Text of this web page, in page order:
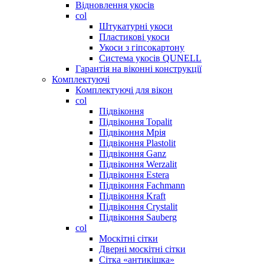
Відновлення укосів
col
Штукатурні укоси
Пластикові укоси
Укоси з гіпсокартону
Система укосів QUNELL
Гарантія на віконні конструкції
Комплектуючі
Комплектуючі для вікон
col
Підвіконня
Підвіконня Topalit
Підвіконня Мрія
Підвіконня Plastolit
Підвіконня Ganz
Підвіконня Werzalit
Підвіконня Estera
Підвіконня Fachmann
Підвіконня Kraft
Підвіконня Crystalit
Підвіконня Sauberg
col
Москітні сітки
Дверні москітні сітки
Сітка «антикішка»